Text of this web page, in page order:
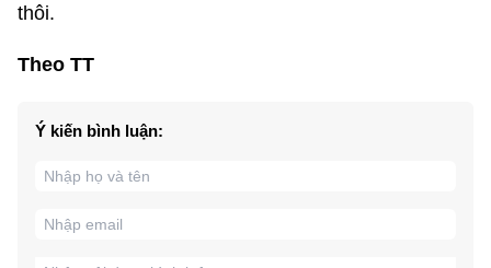
thôi.
Theo TT
Ý kiến bình luận: